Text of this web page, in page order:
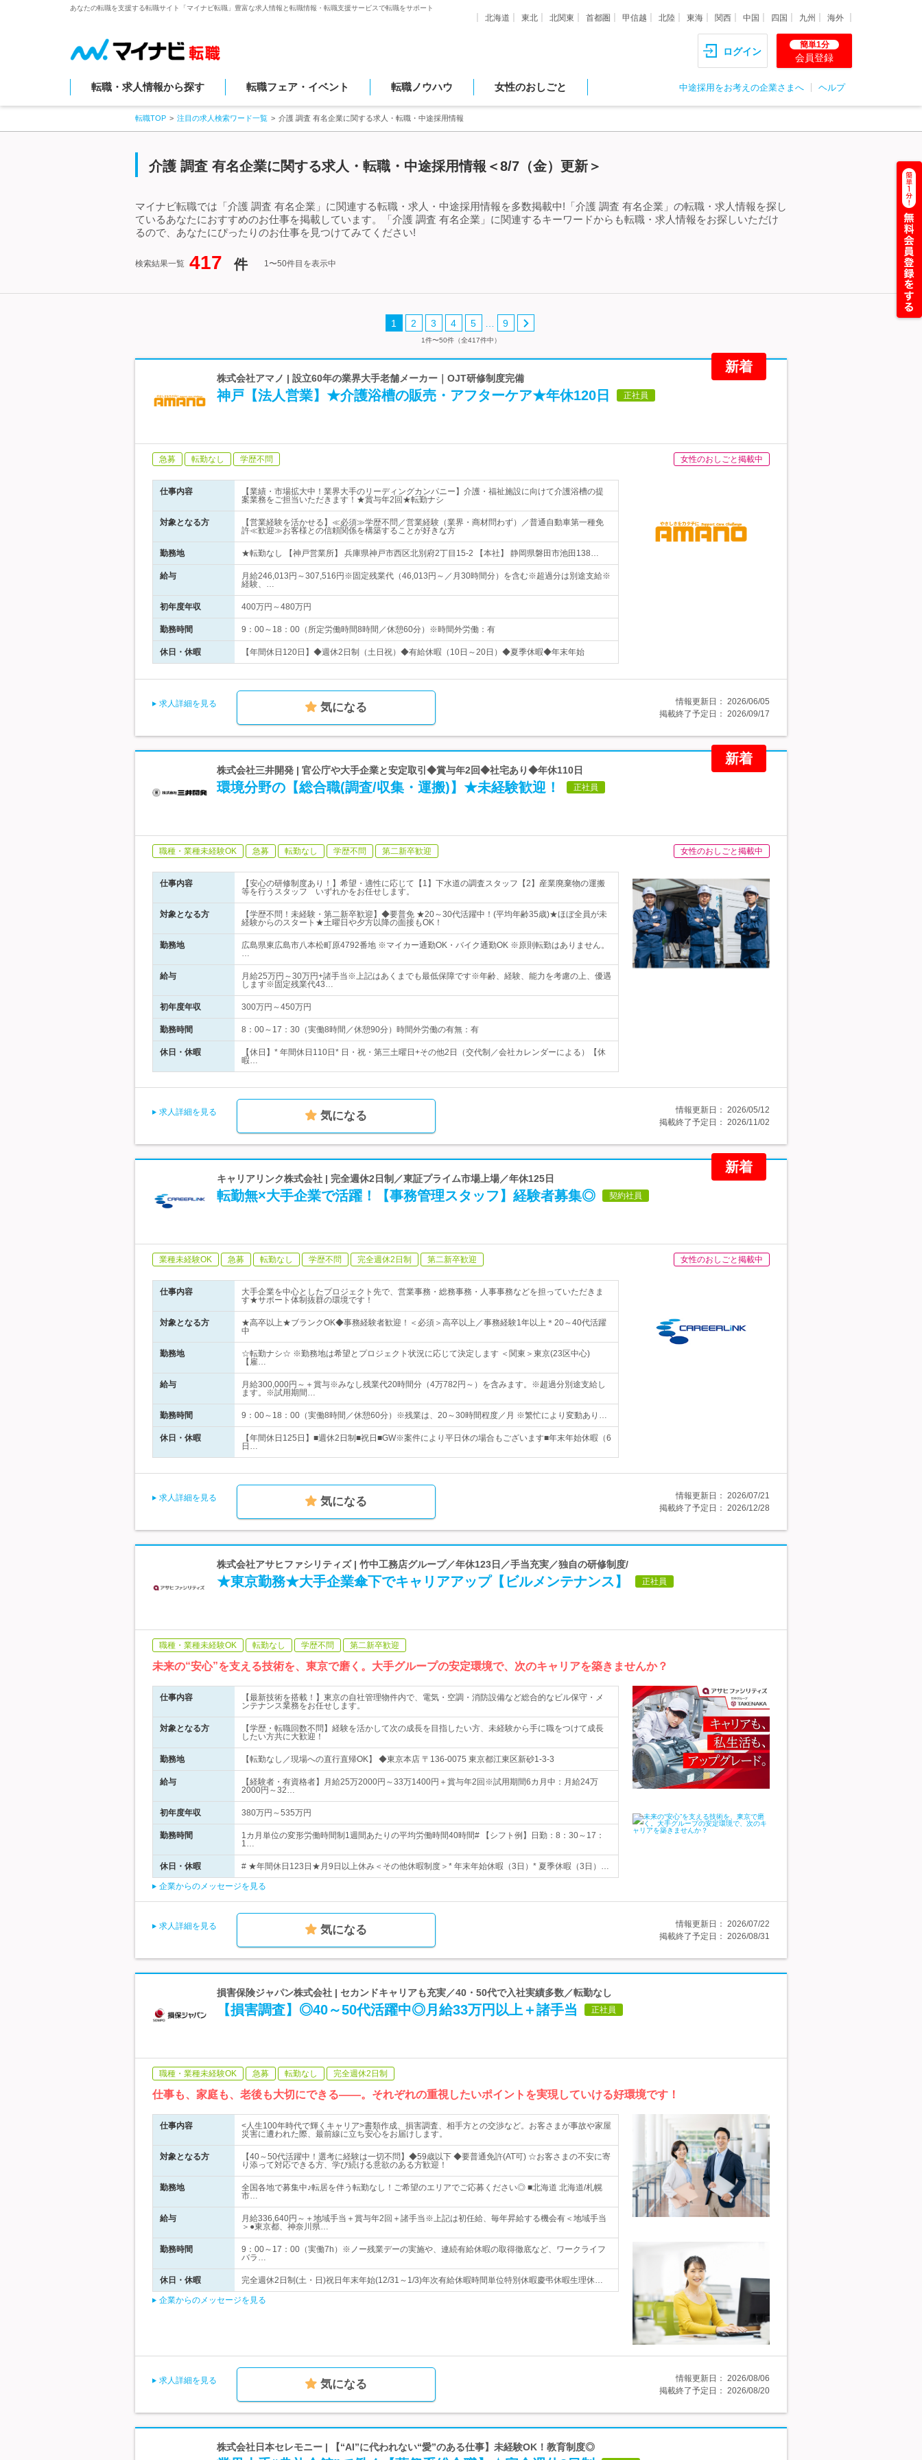
あなたの転職を支援する転職サイト「マイナビ転職」豊富な求人情報と転職情報・転職支援サービスで転職をサポート
北海道 東北 北関東 首都圏 甲信越 北陸 東海 関西 中国 四国 九州 海外
ログイン
簡単1分
会員登録
転職・求人情報から探す 転職フェア・イベント 転職ノウハウ 女性のおしごと 中途採用をお考えの企業さまへ ヘルプ
転職TOP 注目の求人検索ワード一覧 介護 調査 有名企業に関する求人・転職・中途採用情報
介護 調査 有名企業に関する求人・転職・中途採用情報＜8/7（金）更新＞
マイナビ転職では「介護 調査 有名企業」に関連する転職・求人・中途採用情報を多数掲載中!「介護 調査 有名企業」の転職・求人情報を探し
ているあなたにおすすめのお仕事を掲載しています。「介護 調査 有名企業」に関連するキーワードからも転職・求人情報をお探しいただけ
るので、あなたにぴったりのお仕事を見つけてみてください!
検索結果一覧 417 件 1〜50件目を表示中
1 2 3 4 5 9
1件〜50件（全417件中）
新着
株式会社アマノ | 設立60年の業界大手老舗メーカー｜OJT研修制度完備
神戸【法人営業】★介護浴槽の販売・アフターケア★年休120日 正社員
急募 転勤なし 学歴不問 女性のおしごと掲載中
仕事内容
【業績・市場拡大中！業界大手のリーディングカンパニー】介護・福祉施設に向けて介護浴槽の提
案業務をご担当いただきます！★賞与年2回★転勤ナシ
対象となる方
【営業経験を活かせる】≪必須≫学歴不問／営業経験（業界・商材問わず）／普通自動車第一種免
許≪歓迎≫お客様との信頼関係を構築することが好きな方
勤務地 ★転勤なし 【神戸営業所】 兵庫県神戸市西区北別府2丁目15-2 【本社】 静岡県磐田市池田138…
給与
月給246,013円～307,516円※固定残業代（46,013円～／月30時間分）を含む※超過分は別途支給※
経験、…
初年度年収 400万円～480万円
勤務時間 9：00～18：00（所定労働時間8時間／休憩60分）※時間外労働：有
休日・休暇 【年間休日120日】◆週休2日制（土日祝）◆有給休暇（10日～20日）◆夏季休暇◆年末年始
求人詳細を見る 気になる 情報更新日： 2026/06/05
掲載終了予定日： 2026/09/17
新着
株式会社三井開発 | 官公庁や大手企業と安定取引◆賞与年2回◆社宅あり◆年休110日
環境分野の【総合職(調査/収集・運搬)】★未経験歓迎！ 正社員
職種・業種未経験OK 急募 転勤なし 学歴不問 第二新卒歓迎 女性のおしごと掲載中
仕事内容
【安心の研修制度あり！】希望・適性に応じて【1】下水道の調査スタッフ【2】産業廃棄物の運搬
等を行うスタッフ いずれかをお任せします。
対象となる方
【学歴不問！未経験・第二新卒歓迎】◆要普免 ★20～30代活躍中！(平均年齢35歳)★ほぼ全員が未
経験からのスタート★土曜日や夕方以降の面接もOK！
勤務地
広島県東広島市八本松町原4792番地 ※マイカー通勤OK・バイク通勤OK ※原則転勤はありません。
…
給与
月給25万円～30万円+諸手当※上記はあくまでも最低保障です※年齢、経験、能力を考慮の上、優遇
します※固定残業代43…
初年度年収 300万円～450万円
勤務時間 8：00～17：30（実働8時間／休憩90分）時間外労働の有無：有
休日・休暇
【休日】* 年間休日110日* 日・祝・第三土曜日+その他2日（交代制／会社カレンダーによる）【休
暇…
求人詳細を見る 気になる 情報更新日： 2026/05/12
掲載終了予定日： 2026/11/02
新着
キャリアリンク株式会社 | 完全週休2日制／東証プライム市場上場／年休125日
転勤無×大手企業で活躍！【事務管理スタッフ】経験者募集◎ 契約社員
業種未経験OK 急募 転勤なし 学歴不問 完全週休2日制 第二新卒歓迎 女性のおしごと掲載中
仕事内容
大手企業を中心としたプロジェクト先で、営業事務・総務事務・人事事務などを担っていただきま
す★サポート体制抜群の環境です！
対象となる方
★高卒以上★ブランクOK◆事務経験者歓迎！＜必須＞高卒以上／事務経験1年以上＊20～40代活躍
中
勤務地
☆転勤ナシ☆ ※勤務地は希望とプロジェクト状況に応じて決定します ＜関東＞東京(23区中心)
【雇…
給与
月給300,000円～＋賞与※みなし残業代20時間分（4万782円～）を含みます。※超過分別途支給し
ます。※試用期間…
勤務時間 9：00～18：00（実働8時間／休憩60分）※残業は、20～30時間程度／月 ※繁忙により変動あり…
休日・休暇
【年間休日125日】■週休2日制■祝日■GW※案件により平日休の場合もございます■年末年始休暇（6
日…
求人詳細を見る 気になる 情報更新日： 2026/07/21
掲載終了予定日： 2026/12/28
株式会社アサヒファシリティズ | 竹中工務店グループ／年休123日／手当充実／独自の研修制度/
★東京勤務★大手企業傘下でキャリアアップ【ビルメンテナンス】 正社員
職種・業種未経験OK 転勤なし 学歴不問 第二新卒歓迎
未来の“安心”を支える技術を、東京で磨く。大手グループの安定環境で、次のキャリアを築きませんか？
仕事内容
【最新技術を搭載！】東京の自社管理物件内で、電気・空調・消防設備など総合的なビル保守・メ
ンテナンス業務をお任せします。
対象となる方
【学歴・転職回数不問】経験を活かして次の成長を目指したい方、未経験から手に職をつけて成長
したい方共に大歓迎！
勤務地 【転勤なし／現場への直行直帰OK】 ◆東京本店 〒136-0075 東京都江東区新砂1-3-3
給与
【経験者・有資格者】月給25万2000円～33万1400円＋賞与年2回※試用期間6カ月中：月給24万
2000円～32…
初年度年収 380万円～535万円
勤務時間
1カ月単位の変形労働時間制1週間あたりの平均労働時間40時間# 【シフト例】日勤：8：30～17：
1…
休日・休暇 # ★年間休日123日★月9日以上休み＜その他休暇制度＞* 年末年始休暇（3日）* 夏季休暇（3日）…
企業からのメッセージを見る
求人詳細を見る 気になる 情報更新日： 2026/07/22
掲載終了予定日： 2026/08/31
損害保険ジャパン株式会社 | セカンドキャリアも充実／40・50代で入社実績多数／転勤なし
【損害調査】◎40～50代活躍中◎月給33万円以上＋諸手当 正社員
職種・業種未経験OK 急募 転勤なし 完全週休2日制
仕事も、家庭も、老後も大切にできる――。それぞれの重視したいポイントを実現していける好環境です！
仕事内容
<人生100年時代で輝くキャリア>書類作成、損害調査、相手方との交渉など。お客さまが事故や家屋
災害に遭われた際、最前線に立ち安心をお届けします。
対象となる方
【40～50代活躍中！選考に経験は一切不問】◆59歳以下 ◆要普通免許(AT可) ☆お客さまの不安に寄
り添って対応できる方、学び続ける意欲のある方歓迎！
勤務地
全国各地で募集中♪転居を伴う転勤なし！ご希望のエリアでご応募ください◎ ■北海道 北海道/札幌
市…
給与
月給336,640円～＋地域手当＋賞与年2回＋諸手当※上記は初任給、毎年昇給する機会有＜地域手当
＞●東京都、神奈川県…
勤務時間
9：00～17：00（実働7h）※ノー残業デーの実施や、連続有給休暇の取得徹底など、ワークライフ
バラ…
休日・休暇 完全週休2日制(土・日)祝日年末年始(12/31～1/3)年次有給休暇時間単位特別休暇慶弔休暇生理休…
企業からのメッセージを見る
求人詳細を見る 気になる 情報更新日： 2026/08/06
掲載終了予定日： 2026/08/20
株式会社日本セレモニー | 【“AI”に代われない“愛”のある仕事】未経験OK！教育制度◎